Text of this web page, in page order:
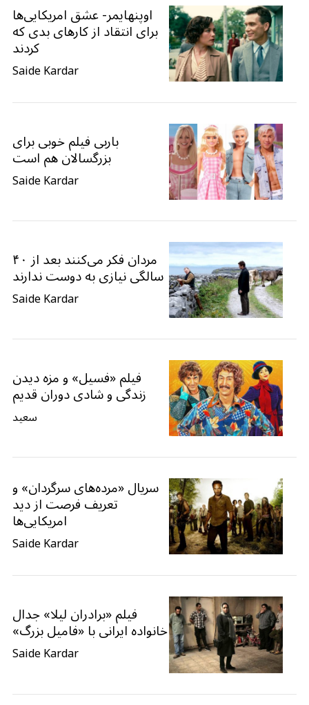
اوپنهایمر- عشق امریکایی‌ها
برای انتقاد از کارهای بدی که
کردند
Saide Kardar
باربی فیلم خوبی برای
بزرگسالان هم است
Saide Kardar
مردان فکر می‌کنند بعد از ۴۰
سالگی نیازی به دوست ندارند
Saide Kardar
فیلم «فسیل» و مزه دیدن
زندگی و شادی دوران قدیم
سعید
سریال «مرده‌های سرگردان» و
تعریف فرصت از دید
امریکایی‌ها
Saide Kardar
فیلم «برادران لیلا» جدال
خانواده ایرانی با «فامیل بزرگ»
Saide Kardar